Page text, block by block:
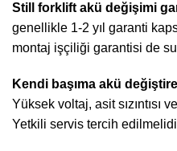
Still forklift akü değişimi
genellikle 1-2 yıl garanti
montaj işçiliği garantisi de
Kendi başıma akü
Yüksek voltaj, asit sızıntısı
Yetkili servis tercih